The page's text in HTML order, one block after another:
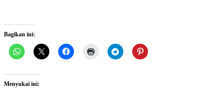
Bagikan ini:
Menyukai ini: